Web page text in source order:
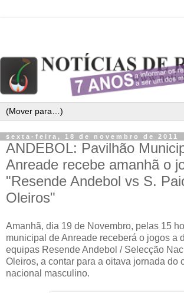
sexta-feira, 18 de novembro de 2011
ANDEBOL: Pavilhão
Anreade recebe amanhã o
"Resende Andebol vs S.
Oleiros"
Amanhã, dia 19 de Novembro, pelas 15
municipal de Anreade receberá o jogos a
equipas Resende Andebol / Selecção
Oleiros, a contar para a oitava jornada do
nacional masculino.